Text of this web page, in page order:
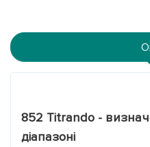
852 Titrando -
діапазоні